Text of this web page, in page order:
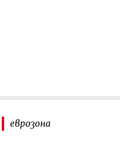
еврозона